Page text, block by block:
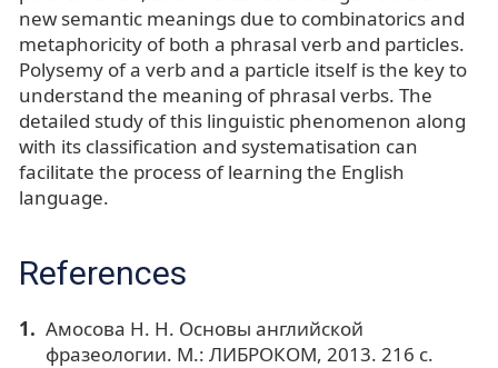
new semantic meanings due to combinatorics and
metaphoricity of both a phrasal verb and particles.
Polysemy of a verb and a particle itself is the key to
understand the meaning of phrasal verbs. The
detailed study of this linguistic phenomenon along
with its classification and systematisation can
facilitate the process of learning the English
language.
References
Амосова Н. Н. Основы английской
фразеологии. М.: ЛИБРОКОМ, 2013. 216 с.